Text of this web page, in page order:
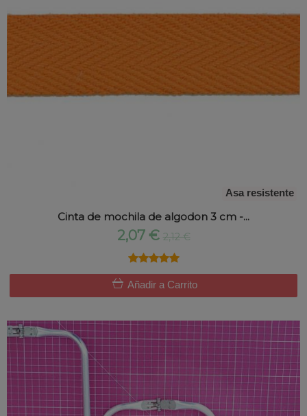
Asa resistente
Cinta de mochila de algodon 3 cm -...
2,07 € 2,12 €
★★★★★
★★★★★
Añadir a Carrito